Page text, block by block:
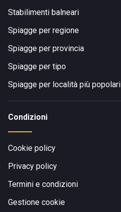
Stabilimenti balneari
Spiagge per regione
Spiagge per provincia
Spiagge per tipo
Spiagge per località più popolari
Condizioni
Cookie policy
Privacy policy
Termini e condizioni
Gestione cookie